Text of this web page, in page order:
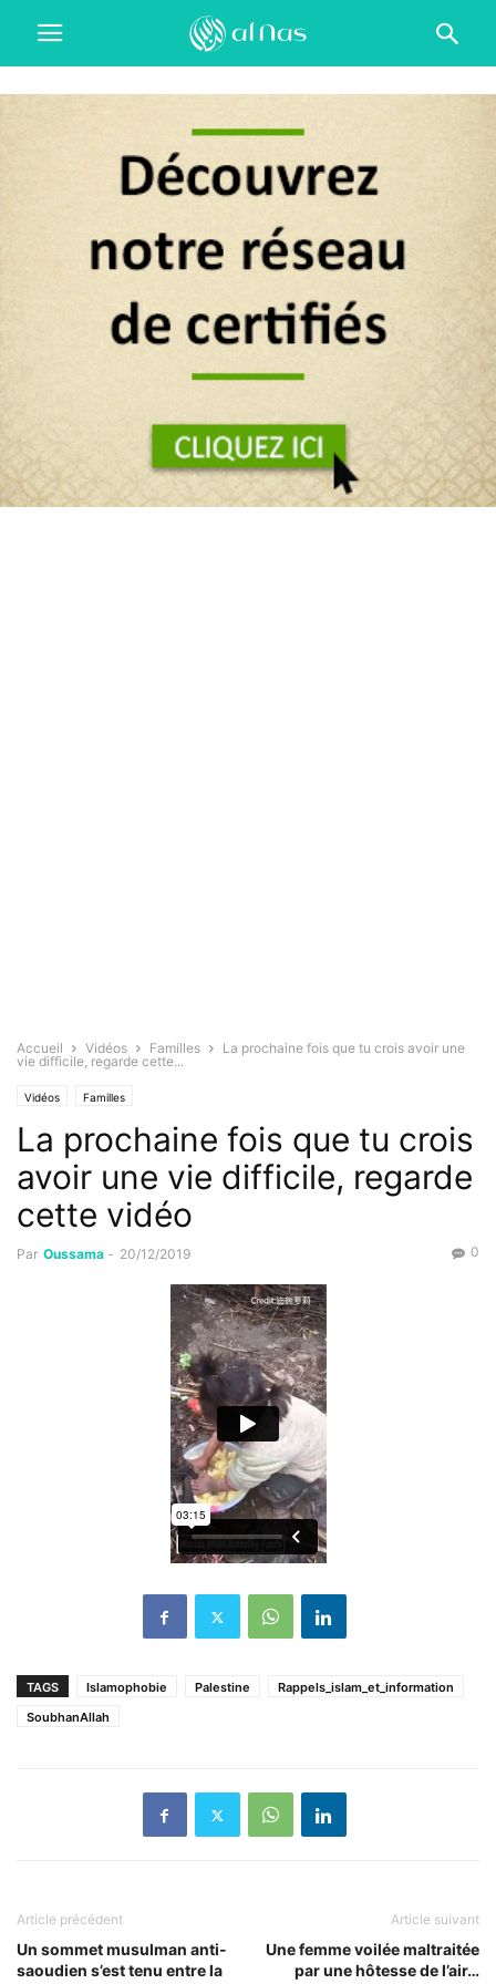
Accueil Vidéos Familles
La prochaine fois que tu crois avoir une
vie difficile, regarde cette...
Vidéos Familles
La prochaine fois que tu crois
avoir une vie difficile, regarde
cette vidéo
Par Oussama - 20/12/2019 0
TAGS Islamophobie Palestine
Rappels_islam_et_information
SoubhanAllah
Article précédent
Un sommet musulman anti-
saoudien s’est tenu entre la
Article suivant
Une femme voilée maltraitée
par une hôtesse de l’air…